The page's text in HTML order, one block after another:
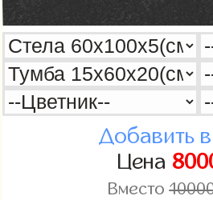
Добавить
Цена
Вместо